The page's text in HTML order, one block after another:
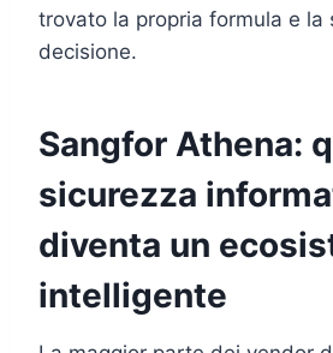
trovato la propria formula e la
decisione.
Sangfor Athena:
sicurezza
diventa un
intelligente